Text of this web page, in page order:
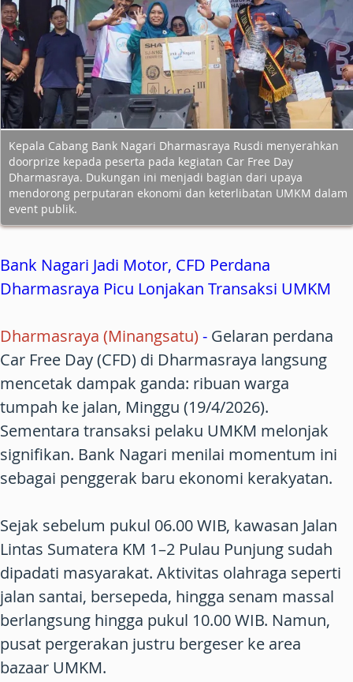
Kepala Cabang Bank Nagari Dharmasraya Rusdi menyerahkan
doorprize kepada peserta pada kegiatan Car Free Day
Dharmasraya. Dukungan ini menjadi bagian dari upaya
mendorong perputaran ekonomi dan keterlibatan UMKM dalam
event publik.
Bank Nagari Jadi Motor, CFD Perdana
Dharmasraya Picu Lonjakan Transaksi UMKM
Dharmasraya (Minangsatu) - Gelaran perdana
Car Free Day (CFD) di Dharmasraya langsung
mencetak dampak ganda: ribuan warga
tumpah ke jalan, Minggu (19/4/2026).
Sementara transaksi pelaku UMKM melonjak
signifikan. Bank Nagari menilai momentum ini
sebagai penggerak baru ekonomi kerakyatan.
Sejak sebelum pukul 06.00 WIB, kawasan Jalan
Lintas Sumatera KM 1–2 Pulau Punjung sudah
dipadati masyarakat. Aktivitas olahraga seperti
jalan santai, bersepeda, hingga senam massal
berlangsung hingga pukul 10.00 WIB. Namun,
pusat pergerakan justru bergeser ke area
bazaar UMKM.